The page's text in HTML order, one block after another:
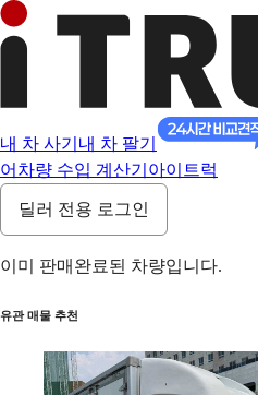
내 차 사기 내 차 팔기
어 차량 수입 계산기 아이트럭
딜러 전용 로그인
이미 판매완료된 차량입니다.
유관 매물 추천